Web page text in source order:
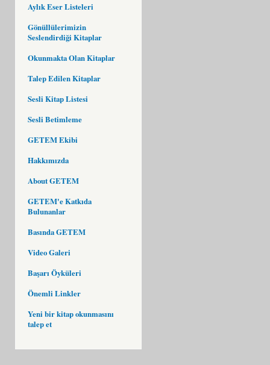
Aylık Eser Listeleri
Gönüllülerimizin
Seslendirdiği Kitaplar
Okunmakta Olan Kitaplar
Talep Edilen Kitaplar
Sesli Kitap Listesi
Sesli Betimleme
GETEM Ekibi
Hakkımızda
About GETEM
GETEM'e Katkıda
Bulunanlar
Basında GETEM
Video Galeri
Başarı Öyküleri
Önemli Linkler
Yeni bir kitap okunmasını
talep et